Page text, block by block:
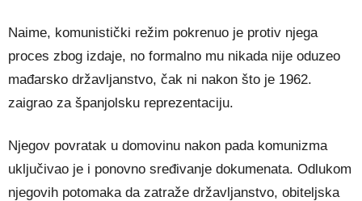
Naime, komunistički režim pokrenuo je protiv njega
proces zbog izdaje, no formalno mu nikada nije oduzeo
mađarsko državljanstvo, čak ni nakon što je 1962.
zaigrao za španjolsku reprezentaciju.
Njegov povratak u domovinu nakon pada komunizma
uključivao je i ponovno sređivanje dokumenata. Odlukom
njegovih potomaka da zatraže državljanstvo, obiteljska